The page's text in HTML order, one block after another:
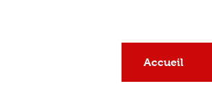
Accueil